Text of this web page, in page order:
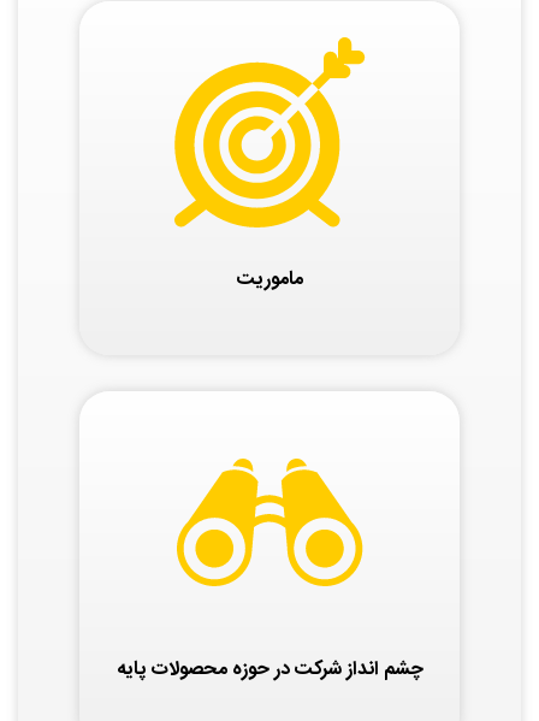
ماموریت
چشم انداز شرکت در حوزه محصولات پایه